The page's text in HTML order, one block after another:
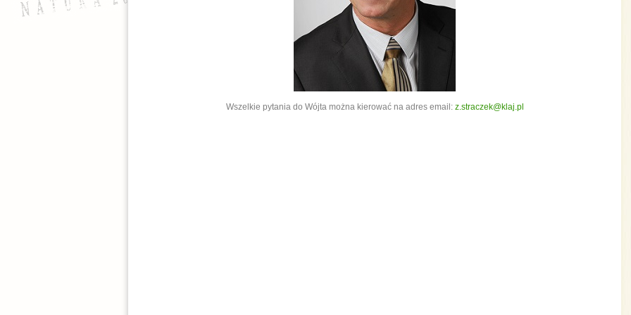
Wszelkie pytania do Wójta można kierować na adres email: z.straczek@klaj.pl